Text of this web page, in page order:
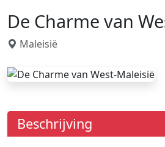
De Charme van
Maleisië
Beschrijving